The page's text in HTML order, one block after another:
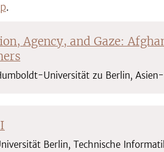
.
Agency, and Gaze:
Universität zu Berlin,
Berlin, Technische